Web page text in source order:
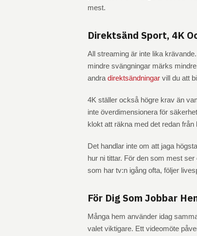
mest.
Direktsänd Sport, 4K
All streaming är inte lika
mindre svängningar märks
andra direktsändningar vill du att
4K ställer också högre krav än
inte överdimensionera för
klokt att räkna med det redan från
Det handlar inte om att jaga
hur ni tittar. För den som mest
som har tv:n igång ofta, följer
För Dig Som Jobbar
Många hem använder idag
valet viktigare. Ett videomöte